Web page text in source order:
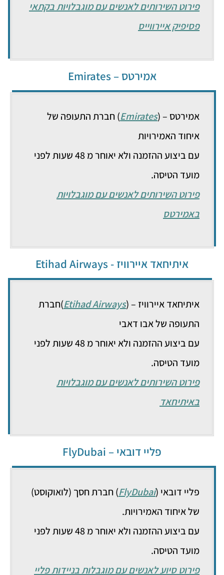
פירוט השירותים לאנשים עם מוגבלויות בקתאי
פסיפיק איירווייס
אמירטס – Emirates
אמירטס – (Emirates) חברת התעופה של
איחוד האמירויות
עם ביצוע ההזמנה ולא יאוחר מ 48 שעות לפני
מועד הטיסה.
פירוט השירותים לאנשים עם מוגבלויות
באמירטס
איתיחאד איירוויז - Etihad Airways
איתיחאד איירוויז – (Etihad Airways)חברת
התעופה של אבו דאבי
עם ביצוע ההזמנה ולא יאוחר מ 48 שעות לפני
מועד הטיסה.
פירוט השירותים לאנשים עם מוגבלויות
באיתיחאד
פליי דובאי – FlyDubai
פליי דובאי (FlyDubai) חברת חסך (לואוקוסט)
של איחוד האמירויות.
עם ביצוע ההזמנה ולא יאוחר מ 48 שעות לפני
מועד הטיסה.
פירוט סיוע לאנשים עם מוגבלות בניידותפליי